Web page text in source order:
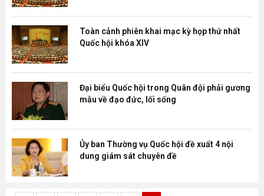
Toàn cảnh phiên khai mạc kỳ họp thứ nhất
Quốc hội khóa XIV
Đại biểu Quốc hội trong Quân đội phải gương
mẫu về đạo đức, lối sống
Ủy ban Thường vụ Quốc hội đề xuất 4 nội
dung giám sát chuyên đề